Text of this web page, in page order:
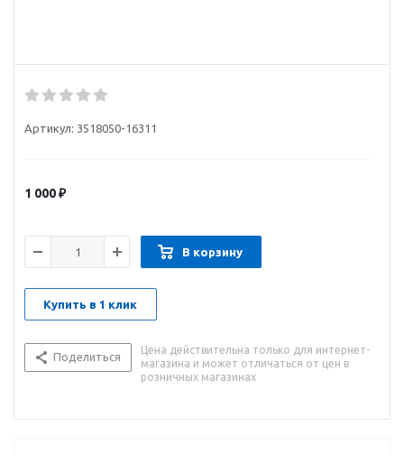
Артикул: 3518050-16311
1 000₽
В корзину
Купить в 1 клик
Поделиться
Цена действительна только для интернет-
магазина и может отличаться от цен в
розничных магазинах